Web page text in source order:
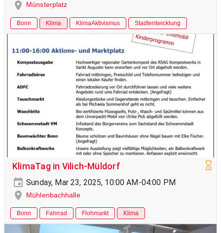
Münsterplatz
Bonn Klima KlimaAktivismus Stadtentwicklung
KlimaTag in Vilich-Müldorf
Sunday, Mar 23, 2025, 10:00 AM-04:00 PM
Mühlenbachhalle
Bonn Fahrrad Flohmarkt Klima